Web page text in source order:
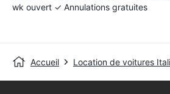
wk ouvert ✓ Annulations gratuites
Accueil Location de voitures